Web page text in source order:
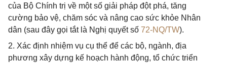
của Bộ Chính trị về một số giải pháp đột phá, tăng
cường bảo vệ, chăm sóc và nâng cao sức khỏe Nhân
dân (sau đây gọi tắt là Nghị quyết số 72-NQ/TW).
2. Xác định nhiệm vụ cụ thể để các bộ, ngành, địa
phương xây dựng kế hoạch hành động, tổ chức triển